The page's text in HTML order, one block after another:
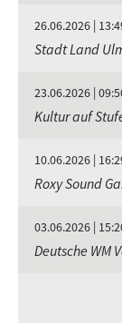
26.06.2026 |
Stadt Land
23.06.2026 |
Kultur auf
10.06.2026 |
Roxy Sound
03.06.2026 |
Deutsche WM